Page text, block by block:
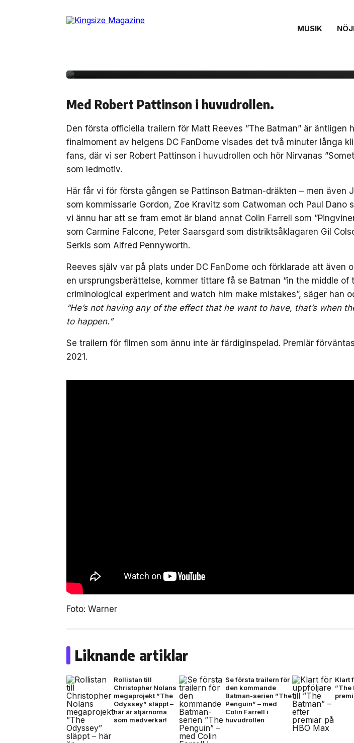
MUSIK
FILM/TV 24 augusti, 2020
Se den första officiella trailern för ”The
Med Robert Pattinson i huvudrollen.
Den första officiella trailern för Matt Reeves ”The Batman” är äntligen
finalmoment av helgens DC FanDome visades det två minuter långa
fans, där vi ser Robert Pattinson i huvudrollen och hör Nirvanas
som ledmotiv.
Här får vi för första gången se Pattinson Batman-dräkten – men även
som kommissarie Gordon, Zoe Kravitz som Catwoman och Paul Dano
vi ännu har att se fram emot är bland annat Colin Farrell som
som Carmine Falcone, Peter Saarsgard som distriktsåklagaren Gil
Serkis som Alfred Pennyworth.
Reeves själv var på plats under DC FanDome och förklarade att även
en ursprungsberättelse, kommer tittare få se Batman “in the middle of
criminological experiment and watch him make mistakes”, säger han
“He’s not having any of the effect that he want to have, that’s when
to happen.”
Se trailern för filmen som ännu inte är färdiginspelad. Premiär
2021.
Foto: Warner
Liknande artiklar
Rollistan till
Christopher Nolans
megaprojekt ”The
Odyssey” släppt –
här är stjärnorna
som medverkar!
Se första trailern för
den kommande
Batman-serien ”The
Penguin” – med
Colin Farrell i
huvudrollen
Klart
”The